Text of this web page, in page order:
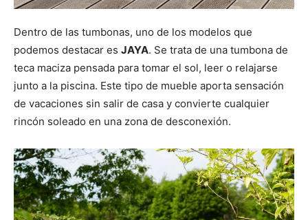
Dentro de las tumbonas, uno de los modelos que
podemos destacar es JAYA. Se trata de una tumbona de
teca maciza pensada para tomar el sol, leer o relajarse
junto a la piscina. Este tipo de mueble aporta sensación
de vacaciones sin salir de casa y convierte cualquier
rincón soleado en una zona de desconexión.